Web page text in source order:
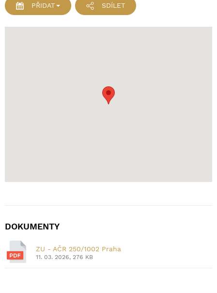
PŘIDAT SDÍLET
DOKUMENTY
ZU - AČR 250/1002 Praha
11. 03. 2026, 276 KB